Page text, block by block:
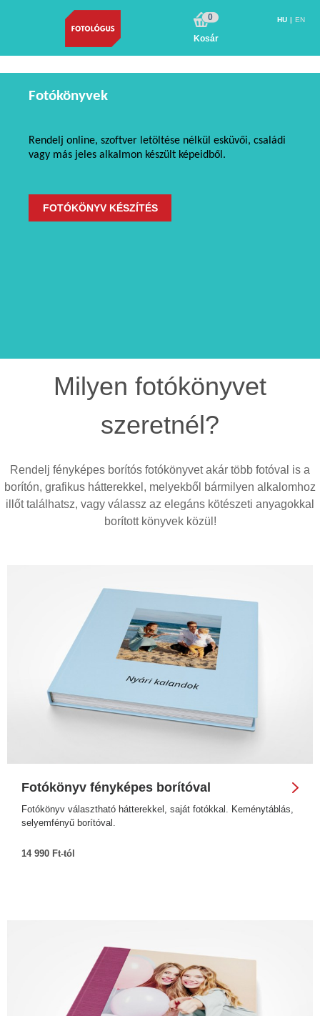
0
Kosár
HU EN
Fotókönyvek
Rendelj online, szoftver letöltése nélkül esküvői, családi
vagy más jeles alkalmon készült képeidből.
FOTÓKÖNYV KÉSZÍTÉS
Milyen fotókönyvet
szeretnél?
Rendelj fényképes borítós fotókönyvet akár több fotóval is a
borítón, grafikus hátterekkel, melyekből bármilyen alkalomhoz
illőt találhatsz, vagy válassz az elegáns kötészeti anyagokkal
borított könyvek közül!
Fotókönyv fényképes borítóval
Fotókönyv választható hátterekkel, saját fotókkal. Keménytáblás,
selyemfényű borítóval.
14 990 Ft-tól